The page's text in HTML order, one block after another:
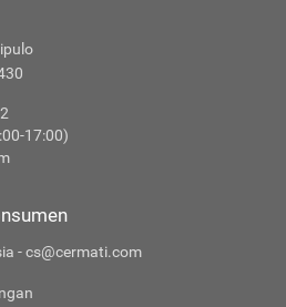
17:00)
- cs@cermati.com